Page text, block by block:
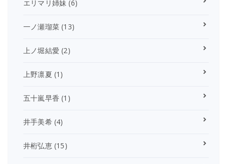
エリマリ姉妹 (6)
一ノ瀬瑠菜 (13)
上ノ堀結愛 (2)
上野凛夏 (1)
五十嵐早香 (1)
井手美希(4)
井桁弘恵(15)